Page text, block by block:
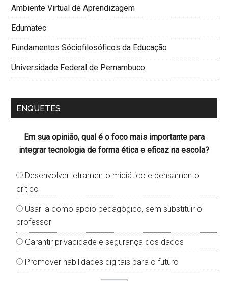
Ambiente Virtual de Aprendizagem
Edumatec
Fundamentos Sóciofilosóficos da Educação
Universidade Federal de Pernambuco
ENQUETES
Em sua opinião, qual é o foco mais importante para
integrar tecnologia de forma ética e eficaz na escola?
Desenvolver letramento midiático e pensamento
crítico
Usar ia como apoio pedagógico, sem substituir o
professor
Garantir privacidade e segurança dos dados
Promover habilidades digitais para o futuro